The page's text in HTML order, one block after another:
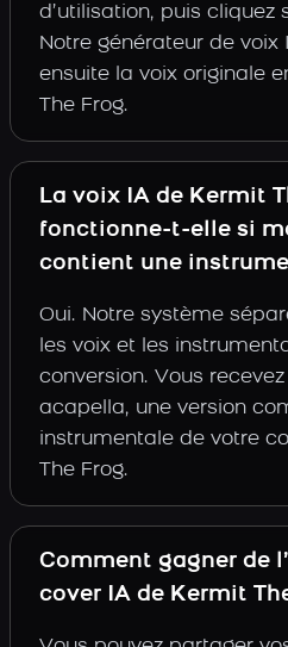
d’utilisation, puis cliquez
Notre générateur de voix
ensuite la voix originale
The Frog.
La voix IA de Kermit
fonctionne-t-elle si
contient une
Oui. Notre système
les voix et les
conversion. Vous
acapella, une version
instrumentale de votre
The Frog.
Comment gagner de
cover IA de Kermit